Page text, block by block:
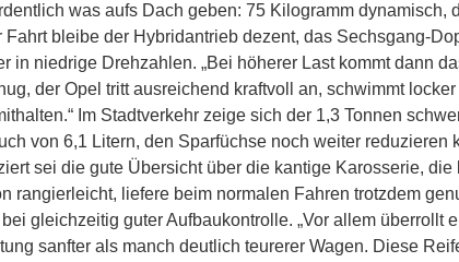
was aufs Dach geben: 75 Kilogramm dynamisch,
Fahrt bleibe der Hybridantrieb dezent, das Sechsgang-
in niedrige Drehzahlen. „Bei höherer Last kommt dann
der Opel tritt ausreichend kraftvoll an, schwimmt
Im Stadtverkehr zeige sich der 1,3 Tonnen
von 6,1 Litern, den Sparfüchse noch weiter reduzieren
sei die gute Übersicht über die kantige Karosserie,
rangierleicht, liefere beim normalen Fahren trotzdem
gleichzeitig guter Aufbaukontrolle. „Vor allem überrollt
sanfter als manch deutlich teurerer Wagen. Diese